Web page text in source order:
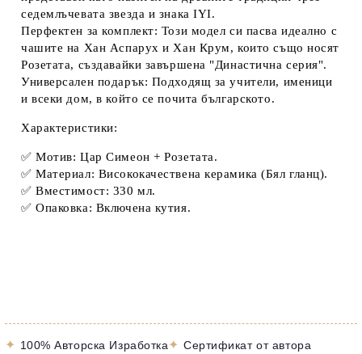
седемлъчевата звезда и знакаIYI.
Перфектен за комплект: Този модел си пасва идеално с
чашите на Хан Аспарух и Хан Крум, които също носят
Розетата, създавайки завършена "Династична серия".
Универсален подарък: Подходящ за учители, именици
и всеки дом, в който се почита българското.
Характеристики:
✅Мотив: Цар Симеон + Розетата.
✅Материал: Висококачествена керамика (Бял гланц).
✅Вместимост: 330 мл.
✅Опаковка: Включена кутия.
✦ 100% Авторска Изработка✦ Сертификат от автора